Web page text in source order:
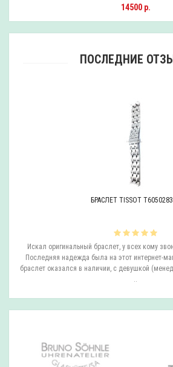
14500 р.
ПОСЛЕДНИЕ
БРАСЛЕТ TISSOT
Искал оригинальный браслет, у всех кому
Последняя надежда была на этот интернет-
браслет оказался в наличии, с девушкой
..